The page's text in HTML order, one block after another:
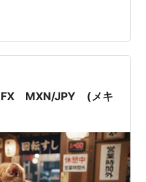
入ってからは損切の一
んだ。微量だが、勝ち
ーなのだ。 不思議トレ
いに、チャートを見始め
のためって思っている人
FX MXN/JPY (メキ